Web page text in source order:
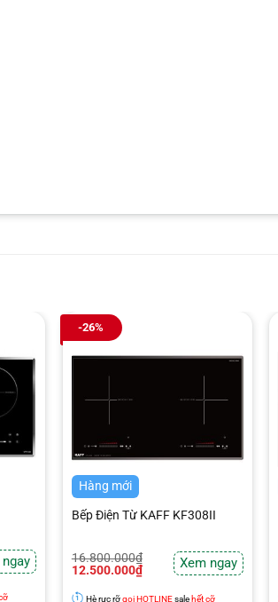
-26%
Hàng mới
Bếp Điện Từ KAFF KF308II
16.800.000₫
Giá
gốc
16.800.000₫.
12.500.000₫
Giá
hiện
là:
Xem ngay
Hè rực rỡgọi HOTLINEsale hết cỡ